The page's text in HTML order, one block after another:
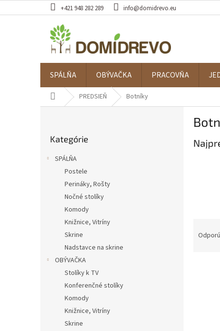
na
+421 948 282 289 info@domidrevo.eu
SPÁLŇA OBÝVAČKA PRACOVŇA
DomovPREDSIEŇ Botníky
kategórie
Kategórie
SPÁLŇA
Postele
Perináky, Rošty
Nočné stolíky
Komody
Knižnice, Vitríny
Skrine
Nadstavce na skrine
OBÝVAČKA
Stolíky k TV
Konferenčné stolíky
Komody
Knižnice, Vitríny
Skrine